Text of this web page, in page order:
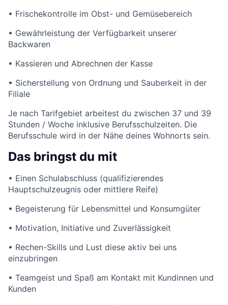
• Frischekontrolle im Obst- und Gemüsebereich
• Gewährleistung der Verfügbarkeit unserer
Backwaren
• Kassieren und Abrechnen der Kasse
• Sicherstellung von Ordnung und Sauberkeit in der
Filiale
Je nach Tarifgebiet arbeitest du zwischen 37 und 39
Stunden / Woche inklusive Berufsschulzeiten. Die
Berufsschule wird in der Nähe deines Wohnorts sein.
Das bringst du mit
• Einen Schulabschluss (qualifizierendes
Hauptschulzeugnis oder mittlere Reife)
• Begeisterung für Lebensmittel und Konsumgüter
• Motivation, Initiative und Zuverlässigkeit
• Rechen-Skills und Lust diese aktiv bei uns
einzubringen
• Teamgeist und Spaß am Kontakt mit Kundinnen und
Kunden